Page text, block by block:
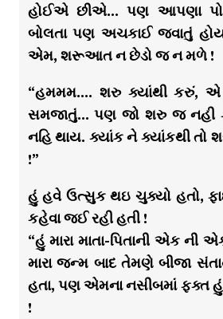
હોઈએ છીએ… પણ આપણા
બોલતા પણ અચકાઈ જવાતું
એમ, શરૂઆત ન છેડો જ ન મળે !
“હમમમ…. શરુ ક્યાંથી કરું,
સમજાતું… પણ જો શરુ જ નહી
નહિ થાય. ક્યાંક ને ક્યાંકથી
!”
હું હવે ઉત્સુક થઇ ચુક્યો હતો,
કહેવા જઈ રહી હતી !
“હું મારા માતા-પિતાની એક
મારા જન્મ બાદ તેમણે બીજા
હતા, પણ એમના નસીબમાં ફક્ત
!